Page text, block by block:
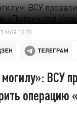
МАЯ 12:23
ВСУ
операцию